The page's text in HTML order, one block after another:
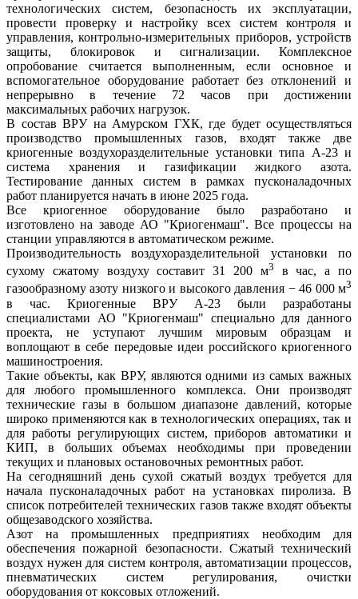
технологических систем, безопасность их эксплуатации,
провести проверку и настройку всех систем контроля и
управления, контрольно-измерительных приборов, устройств
защиты, блокировок и сигнализации. Комплексное
опробование считается выполненным, если основное и
вспомогательное оборудование работает без отклонений и
непрерывно в течение 72 часов при достижении
максимальных рабочих нагрузок.
В состав ВРУ на Амурском ГХК, где будет осуществляться
производство промышленных газов, входят также две
криогенные воздухоразделительные установки типа А-23 и
система хранения и газификации жидкого азота.
Тестирование данных систем в рамках пусконаладочных
работ планируется начать в июне 2025 года.
Все криогенное оборудование было разработано и
изготовлено на заводе АО "Криогенмаш". Все процессы на
станции управляются в автоматическом режиме.
Производительность воздухоразделительной установки по
сухому сжатому воздуху составит 31 200 м3
в час, а по
газообразному азоту низкого и высокого давления − 46 000 м3
в час. Криогенные ВРУ А-23 были разработаны
специалистами АО "Криогенмаш" специально для данного
проекта, не уступают лучшим мировым образцам и
воплощают в себе передовые идеи российского криогенного
машиностроения.
Такие объекты, как ВРУ, являются одними из самых важных
для любого промышленного комплекса. Они производят
технические газы в большом диапазоне давлений, которые
широко применяются как в технологических операциях, так и
для работы регулирующих систем, приборов автоматики и
КИП, в больших объемах необходимы при проведении
текущих и плановых остановочных ремонтных работ.
На сегодняшний день сухой сжатый воздух требуется для
начала пусконаладочных работ на установках пиролиза. В
список потребителей технических газов также входят объекты
общезаводского хозяйства.
Азот на промышленных предприятиях необходим для
обеспечения пожарной безопасности. Сжатый технический
воздух нужен для систем контроля, автоматизации процессов,
пневматических систем регулирования, очистки
оборудования от коксовых отложений.